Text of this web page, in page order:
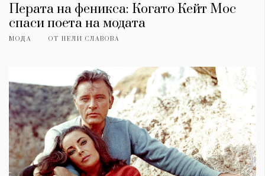
Перата на феникса: Когато Кейт Мос
спаси поета на модата
МОДА ОТ НЕЛИ СЛАВОВА